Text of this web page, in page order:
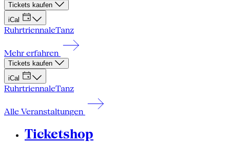
Tickets kaufen
iCal
RuhrtriennaleTanz
Mehr erfahren
Tickets kaufen
iCal
RuhrtriennaleTanz
Alle Veranstaltungen
Ticketshop